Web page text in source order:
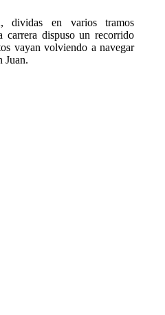
dividas en varios tramos
carrera dispuso un recorrido
vayan volviendo a navegar
Juan.